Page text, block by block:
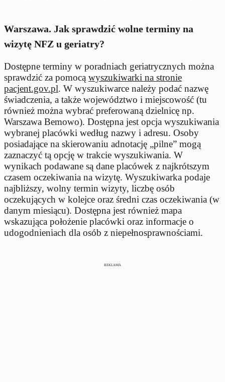
Warszawa. Jak sprawdzić wolne terminy na
wizytę NFZ u geriatry?
Dostępne terminy w poradniach geriatrycznych można
sprawdzić za pomocą wyszukiwarki na stronie
pacjent.gov.pl. W wyszukiwarce należy podać nazwę
świadczenia, a także województwo i miejscowość (tu
również można wybrać preferowaną dzielnicę np.
Warszawa Bemowo). Dostępna jest opcja wyszukiwania
wybranej placówki według nazwy i adresu. Osoby
posiadające na skierowaniu adnotację „pilne” mogą
zaznaczyć tą opcję w trakcie wyszukiwania. W
wynikach podawane są dane placówek z najkrótszym
czasem oczekiwania na wizytę. Wyszukiwarka podaje
najbliższy, wolny termin wizyty, liczbę osób
oczekujących w kolejce oraz średni czas oczekiwania (w
danym miesiącu). Dostępna jest również mapa
wskazująca położenie placówki oraz informacje o
udogodnieniach dla osób z niepełnosprawnościami.
REKLAMA